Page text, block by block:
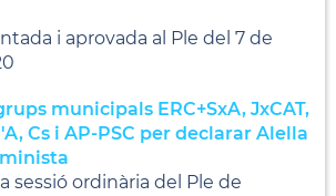
i aprovada al Ple del 7 de
municipals ERC+SxA, JxCAT,
Cs i AP-PSC per declarar Alella
sessió ordinària del Ple de